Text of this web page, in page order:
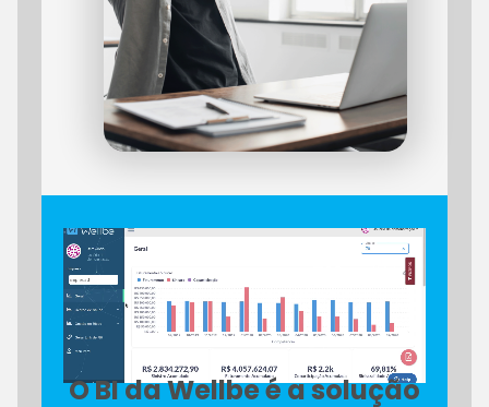
O BI da Wellbe é a solução